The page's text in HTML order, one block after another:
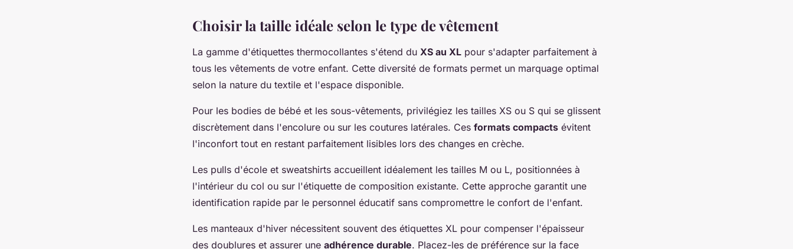
Choisir la taille idéale selon le type de vêtement
La gamme d'étiquettes thermocollantes s'étend du XS au XL pour s'adapter parfaitement à
tous les vêtements de votre enfant. Cette diversité de formats permet un marquage optimal
selon la nature du textile et l'espace disponible.
Pour les bodies de bébé et les sous-vêtements, privilégiez les tailles XS ou S qui se glissent
discrètement dans l'encolure ou sur les coutures latérales. Ces formats compacts évitent
l'inconfort tout en restant parfaitement lisibles lors des changes en crèche.
Les pulls d'école et sweatshirts accueillent idéalement les tailles M ou L, positionnées à
l'intérieur du col ou sur l'étiquette de composition existante. Cette approche garantit une
identification rapide par le personnel éducatif sans compromettre le confort de l'enfant.
Les manteaux d'hiver nécessitent souvent des étiquettes XL pour compenser l'épaisseur
des doublures et assurer une adhérence durable. Placez-les de préférence sur la face